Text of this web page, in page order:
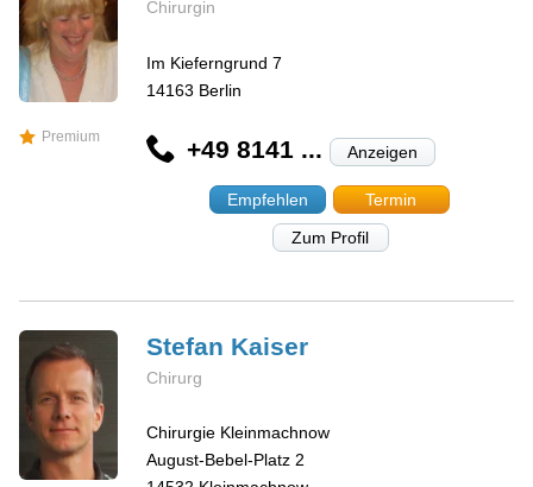
Premium
Chirurgin
Im Kieferngrund 7
14163 Berlin
+49 8141 ... Anzeigen
Empfehlen
Termin
Zum Profil
Stefan Kaiser
Chirurg
Chirurgie Kleinmachnow
August-Bebel-Platz 2